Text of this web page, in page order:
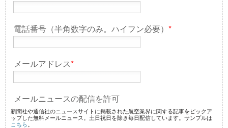
電話番号（半角数字のみ。ハイフン必要） *
メールアドレス*
メールニュースの配信を許可
新聞社や通信社のニュースサイトに掲載された航空業界に関する記事をピックア
ップした無料メールニュース。土日祝日を除き毎日配信しています。サンプルは
こちら